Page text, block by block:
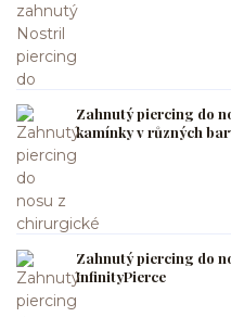
Zahnutý piercing do
kamínky v různých
Zahnutý piercing do
InfinityPierce